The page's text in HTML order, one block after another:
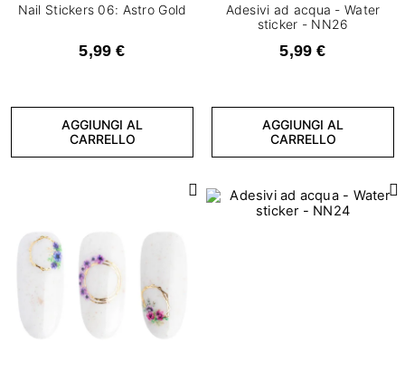
Nail Stickers 06: Astro Gold
5,99 €
AGGIUNGI AL
CARRELLO
Adesivi ad acqua - Water
sticker - NN26
5,99 €
AGGIUNGI AL
CARRELLO